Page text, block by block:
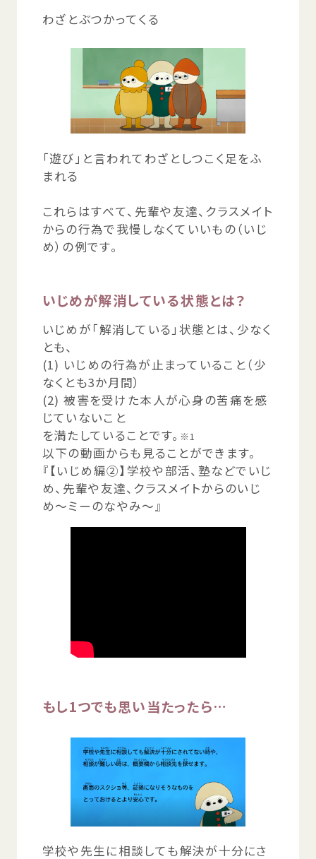
わざとぶつかってくる
「遊び」と言われてわざとしつこく足をふ
まれる
これらはすべて、 先輩や友達、クラスメイト
からの行為で 我慢 しなくていいもの（いじ
め）の例です。
いじめが解消している状態とは？
いじめが「解消 している」 状態 とは、 少なく
とも、
(1) いじめの行為が止 まっていること（少
なくとも3か月 間）
(2)被害を受けた本人が心身の苦痛を感
じていないこと
を満たしていることです。 ※1
以下の動画からも見ることができます。
『【いじめ編②】 学校や部活、 塾などでいじ
め、 先輩や友達、クラスメイトからのいじ
め～ミーのなやみ～』
もし1つでも思い当たったら…
学校や先生に相談 しても解決が十分にさ